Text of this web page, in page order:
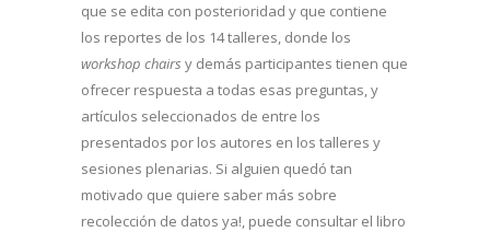
que se edita con posterioridad y que contiene
los reportes de los 14 talleres, donde los
workshop chairs y demás participantes tienen que
ofrecer respuesta a todas esas preguntas, y
artículos seleccionados de entre los
presentados por los autores en los talleres y
sesiones plenarias. Si alguien quedó tan
motivado que quiere saber más sobre
recolección de datos ya!, puede consultar el libro